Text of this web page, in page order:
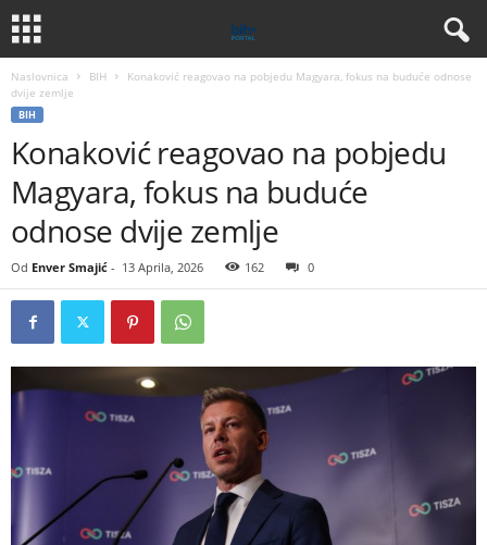
Naslovnica BIH
Konaković reagovao na pobjedu Magyara, fokus na buduće odnose
dvije zemlje
BIH
Konaković reagovao na pobjedu
Magyara, fokus na buduće
odnose dvije zemlje
Od Enver Smajić - 13 Aprila, 2026 162 0